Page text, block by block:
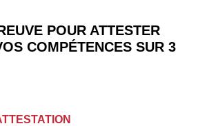
POUR ATTESTER
COMPÉTENCES SUR 3